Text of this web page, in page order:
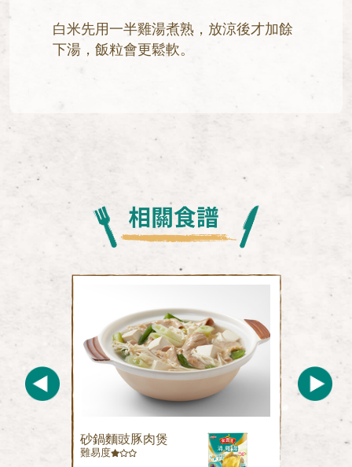
白米先用一半雞湯煮熟，放涼後才加餘
下湯，飯粒會更鬆軟。
砂鍋麵豉豚肉煲
難易度